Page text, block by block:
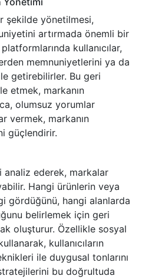
şekilde yönetilmesi,
artırmada önemli bir
kullanıcılar,
memnuniyetlerini ya da
getirebilirler. Bu geri
etmek, markanın
olumsuz yorumlar
vermek, markanın
güçlendirir.
ederek, markalar
Hangi ürünlerin veya
gördüğünü, hangi alanlarda
belirlemek için geri
oluşturur. Özellikle sosyal
kullanıcıların
ile duygusal tonlarını
bu doğrultuda